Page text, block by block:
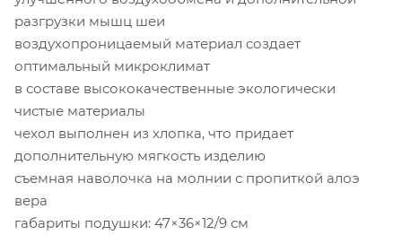
разгрузки мышц шеи
воздухопроницаемый материал создает
оптимальный микроклимат
в составе высококачественные экологически
чистые материалы
чехол выполнен из хлопка, что придает
дополнительную мягкость изделию
съемная наволочка на молнии с пропиткой алоэ
вера
габариты подушки: 47×36×12/9 см